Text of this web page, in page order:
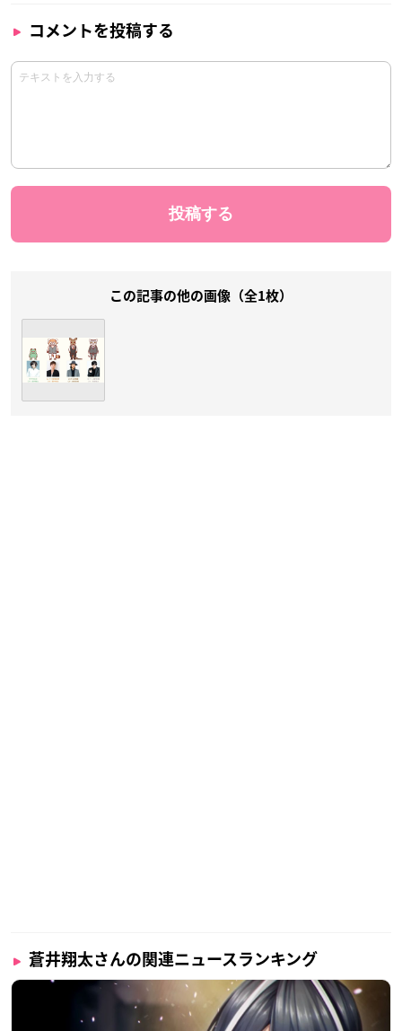
コメントを投稿する
この記事の他の画像（全1枚）
蒼井翔太さんの関連ニュースランキング